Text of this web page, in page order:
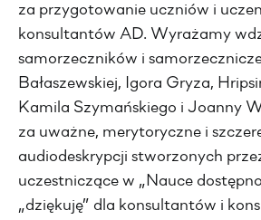
za przygotowanie uczniów i
konsultantów AD. Wyrażamy
samorzeczników i
Bałaszewskiej, Igora Gryza,
Kamila Szymańskiego i Joanny
za uważne, merytoryczne i
audiodeskrypcji stworzonych
uczestniczące w „Nauce
„dziękuję” dla konsultantów i